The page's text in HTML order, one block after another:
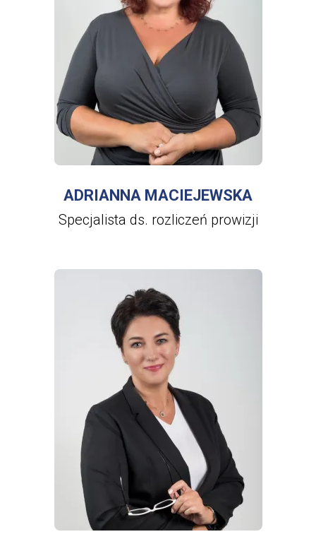
WIĘCEJ INFORMACJIO
ADRIANNA
MACIEJEWSKA
ADRIANNA MACIEJEWSKA
Specjalista ds. rozliczeń prowizji
WIĘCEJ INFORMACJI
ANNA
PIECHOCKA